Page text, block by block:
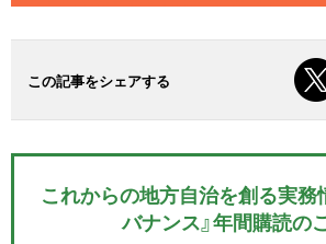
この記事をシェアする
これからの地方自治を創る実務
バナンス』年間購読の